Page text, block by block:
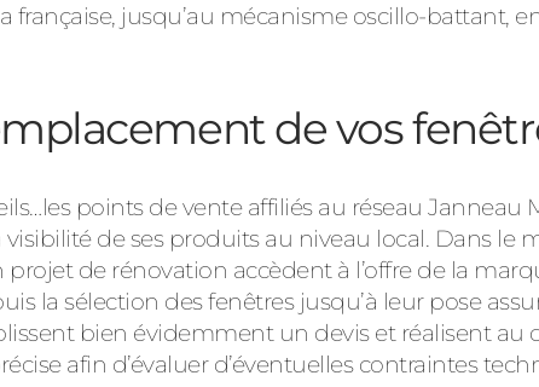
française, jusqu’au mécanisme oscillo-battant,
de vos
points de vente affiliés au réseau Janneau
de ses produits au niveau local. Dans le
de rénovation accèdent à l’offre de la
la sélection des fenêtres jusqu’à leur pose
bien évidemment un devis et réalisent
afin d’évaluer d’éventuelles contraintes